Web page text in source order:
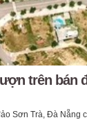
trên bán
Sơn Trà, Đà Nẵng